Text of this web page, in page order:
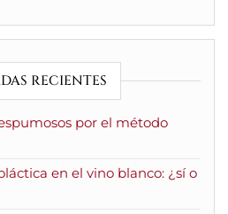
RECIENTES
por el método
en el vino blanco: ¿sí o